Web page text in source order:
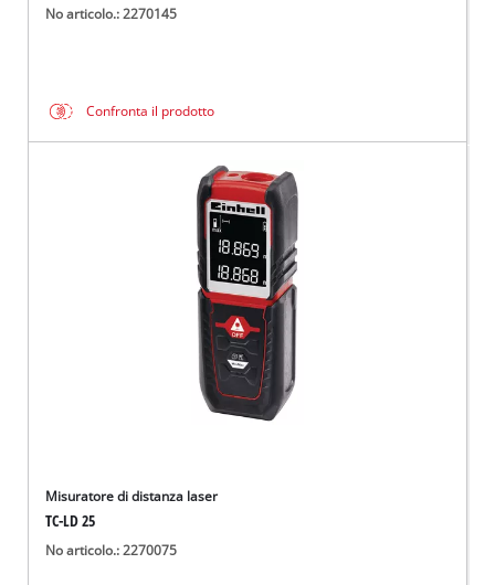
No articolo.: 2270145
Confronta il prodotto
Misuratore di distanza laser
TC-LD 25
No articolo.: 2270075